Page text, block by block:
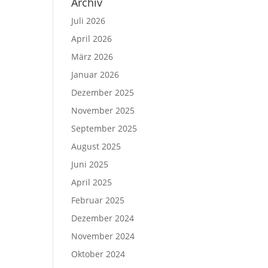
Juli 2026
April 2026
März 2026
Januar 2026
Dezember 2025
November 2025
September 2025
August 2025
Juni 2025
April 2025
Februar 2025
Dezember 2024
November 2024
Oktober 2024